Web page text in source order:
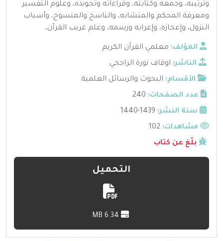
وترتيبه، وجمعه وكتابته، وقراءاته وتجويده، وعلوم التفسير
ومعرفة المحكم والمتشابه، والناسخ والمنسوخ، وأسباب
النزول، وإعجازه، وإعرابه ورسمه، وعلم غريب القرآن،
المؤلف: معلمي القرآن الكريم
الناشر: اوقاف نورة الراجحي
الأقسام: البحوث والرسائل العلمية
عدد الصفحات: 240
سنة النشر: 1439-1440
مشاهدات:
بلّغ عن كتاب
التحميل